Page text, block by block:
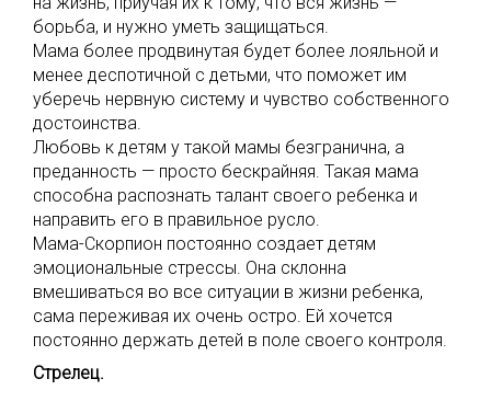
борьба, и нужно уметь защищаться.
Мама более продвинутая будет более лояльной и
менее деспотичной с детьми, что поможет им
уберечь нервную систему и чувство собственного
достоинства.
Любовь к детям у такой мамы безгранична, а
преданность — просто бескрайняя. Такая мама
способна распознать талант своего ребенка и
направить его в правильное русло.
Мама-Скорпион постоянно создает детям
эмоциональные стрессы. Она склонна
вмешиваться во все ситуации в жизни ребенка,
сама переживая их очень остро. Ей хочется
постоянно держать детей в поле своего контроля.
Стрелец.